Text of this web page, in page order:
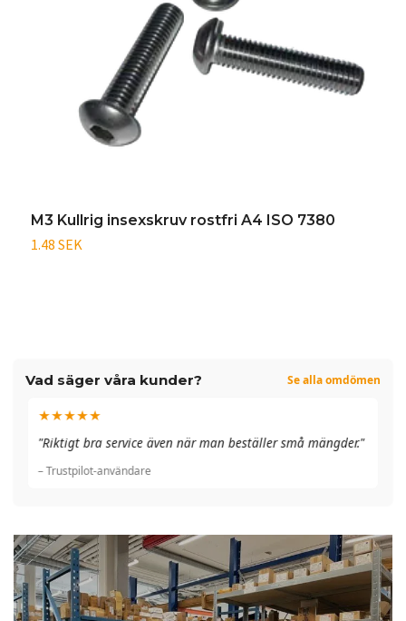
Vad säger våra kunder? Se alla omdömen
★★★★★
"Riktigt bra service även när man beställer små mängder."
– Trustpilot-användare
M3 Kullrig insexskruv rostfri A4 ISO 7380
1.48 SEK